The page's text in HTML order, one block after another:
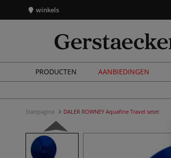
winkels
PRODUCTEN AANBIEDINGEN
Startpagina DALER ROWNEY Aquafine Travel setet